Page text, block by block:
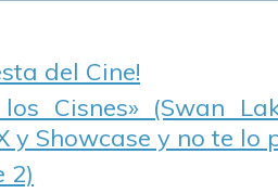
del Cine!
Cisnes» (Swan
y Showcase y no te lo
2)